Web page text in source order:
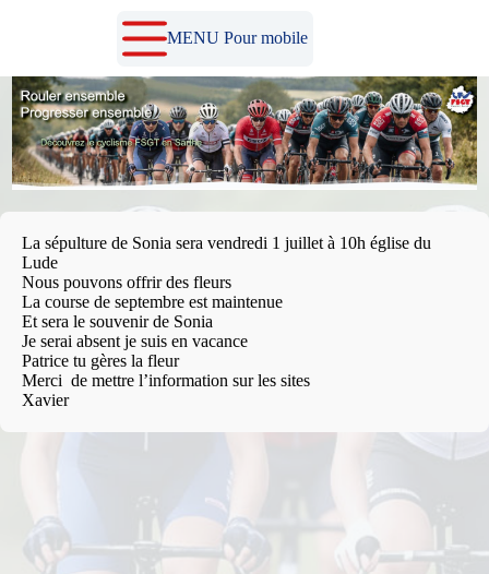
MENU Pour mobile
La sépulture de Sonia sera vendredi 1 juillet à 10h église du
Lude
Nous pouvons offrir des fleurs
La course de septembre est maintenue
Et sera le souvenir de Sonia
Je serai absent je suis en vacance
Patrice tu gères la fleur
Merci de mettre l’information sur les sites
Xavier